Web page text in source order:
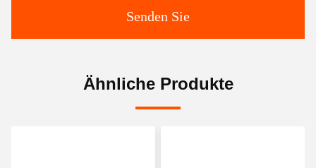
Senden Sie
Ähnliche Produkte